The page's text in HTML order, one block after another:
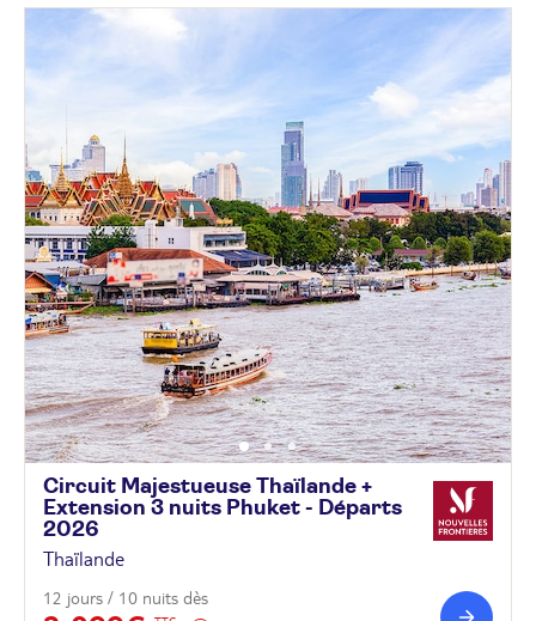
Circuit Majestueuse Thaïlande +
Extension 3 nuits Phuket - Départs
2026
Thaïlande
12 jours / 10 nuits dès